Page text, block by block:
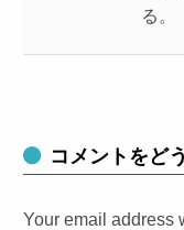
る。
コメントをど
Your email address